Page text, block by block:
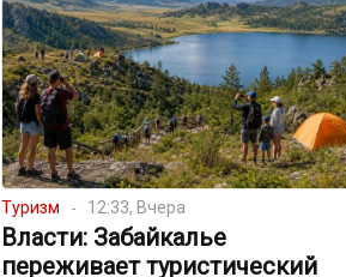
Туризм 12:33, Вчера
Власти: Забайкалье
переживает туристический